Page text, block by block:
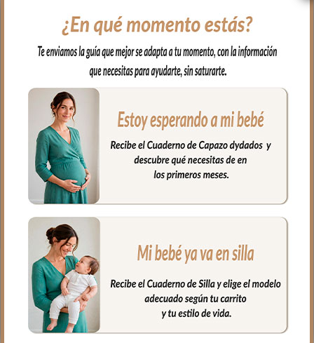
ideal en el día a día con tu bebé.
Por un lado, en villela estampado a juego
con tu capazo y por el otro lado en rizo
Medidas: 24x31cm
Pack de dos babitas, el complemento
ideal en el día a día con tu bebé.
Por un lado, en villela estampado a juego
con tu capazo y por el otro lado en rizo
de algodón.
Medidas: 24x31cm
PRODUCTOS
RELACIONADOS